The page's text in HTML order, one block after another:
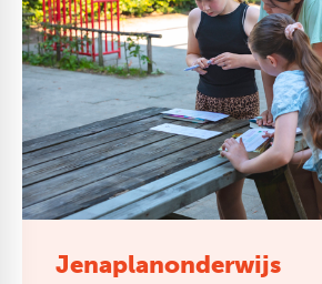
Jenaplanonderwijs